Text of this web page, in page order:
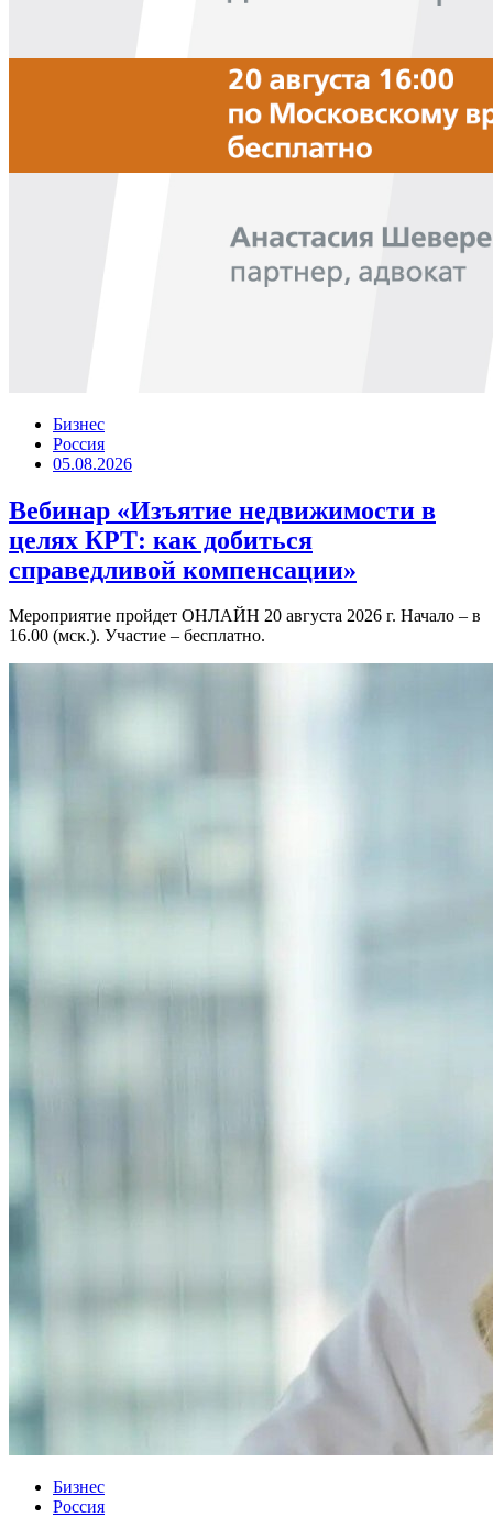
Бизнес
Россия
05.08.2026
Вебинар «Изъятие недвижимости в
целях КРТ: как добиться
справедливой компенсации»
Мероприятие пройдет ОНЛАЙН 20 августа 2026 г. Начало – в
16.00 (мск.). Участие – бесплатно.
Бизнес
Россия